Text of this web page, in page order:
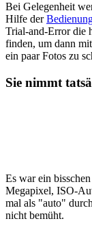
Bei Gelegenheit
Hilfe der
Trial-and-Error die
finden, um dann
ein paar Fotos zu
Sie nimmt
Es war ein
Megapixel, ISO-
mal als "auto"
nicht bemüht.